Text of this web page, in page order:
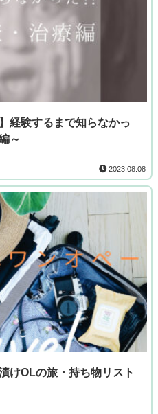
経験するまで知らなかっ
～
2023.08.08
けOLの旅・持ち物リスト